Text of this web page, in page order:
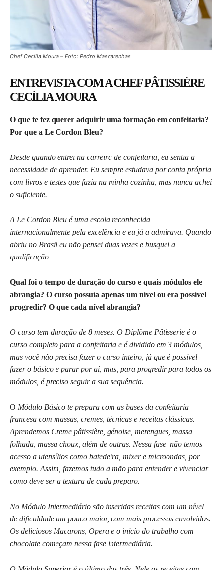
Chef Cecília Moura – Foto: Pedro Mascarenhas
ENTREVISTA COM A CHEF PÂTISSIÈRE
CECÍLIA MOURA
O que te fez querer adquirir uma formação em confeitaria?
Por que a Le Cordon Bleu?
Desde quando entrei na carreira de confeitaria, eu sentia a
necessidade de aprender. Eu sempre estudava por conta própria
com livros e testes que fazia na minha cozinha, mas nunca achei
o suficiente.
A Le Cordon Bleu é uma escola reconhecida
internacionalmente pela excelência e eu já a admirava. Quando
abriu no Brasil eu não pensei duas vezes e busquei a
qualificação.
Qual foi o tempo de duração do curso e quais módulos ele
abrangia? O curso possuía apenas um nível ou era possível
progredir? O que cada nível abrangia?
O curso tem duração de 8 meses. O Diplôme Pâtisserie é o
curso completo para a confeitaria e é dividido em 3 módulos,
mas você não precisa fazer o curso inteiro, já que é possível
fazer o básico e parar por aí, mas, para progredir para todos os
módulos, é preciso seguir a sua sequência.
O Módulo Básico te prepara com as bases da confeitaria
francesa com massas, cremes, técnicas e receitas clássicas.
Aprendemos Creme pâtissière, génoise, merengues, massa
folhada, massa choux, além de outras. Nessa fase, não temos
acesso a utensílios como batedeira, mixer e microondas, por
exemplo. Assim, fazemos tudo à mão para entender e vivenciar
como deve ser a textura de cada preparo.
No Módulo Intermediário são inseridas receitas com um nível
de dificuldade um pouco maior, com mais processos envolvidos.
Os deliciosos Macarons, Opera e o início do trabalho com
chocolate começam nessa fase intermediária.